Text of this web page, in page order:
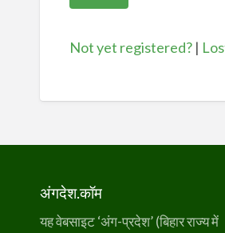
Not yet registered?|
अंगदेश.कॉम
यह वेबसाइट ‘अंग-प्रदेश’ (बिहार राज्य में